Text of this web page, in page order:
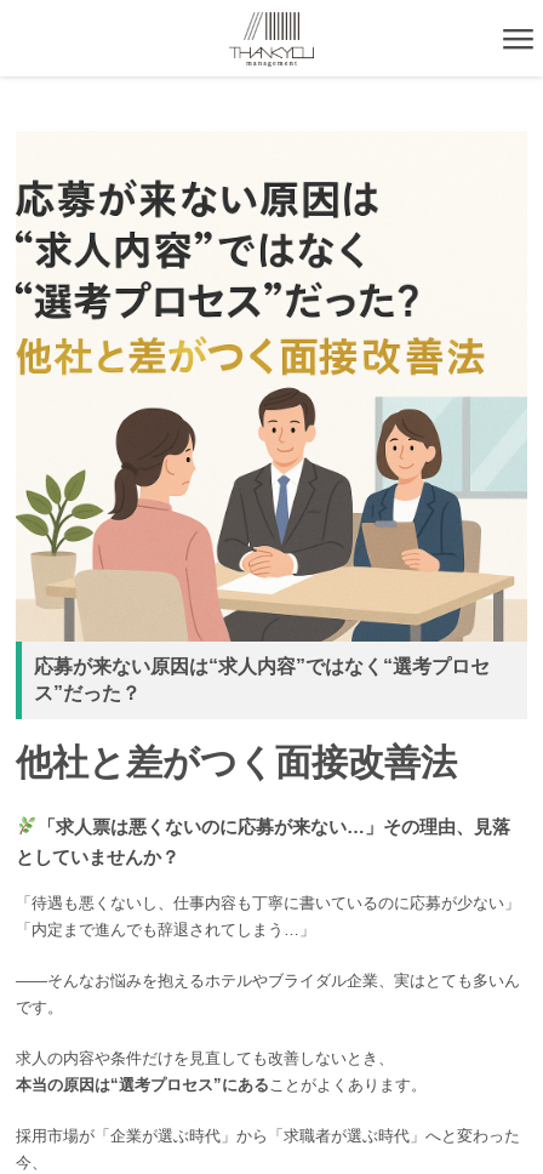
応募が来ない原因は“求人内容”ではなく“選考プロセ
ス”だった？
他社と差がつく面接改善法
「求人票は悪くないのに応募が来ない…」その理由、見落
としていませんか？
「待遇も悪くないし、仕事内容も丁寧に書いているのに応募が少ない」
「内定まで進んでも辞退されてしまう…」
――そんなお悩みを抱えるホテルやブライダル企業、実はとても多いん
です。
求人の内容や条件だけを見直しても改善しないとき、
本当の原因は“選考プロセス”にあることがよくあります。
採用市場が「企業が選ぶ時代」から「求職者が選ぶ時代」へと変わった
今、